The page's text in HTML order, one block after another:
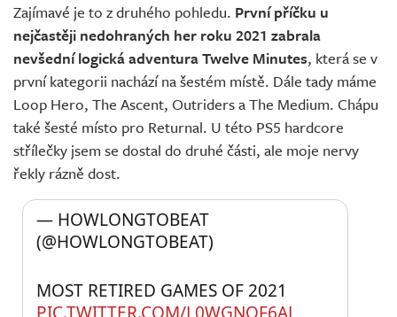
Zajímavé je to z druhého pohledu. První příčku u
nejčastěji nedohraných her roku 2021 zabrala
nevšední logická adventura Twelve Minutes, která se v
první kategorii nachází na šestém místě. Dále tady máme
Loop Hero, The Ascent, Outriders a The Medium. Chápu
také šesté místo pro Returnal. U této PS5 hardcore
střílečky jsem se dostal do druhé části, ale moje nervy
řekly rázně dost.
— HOWLONGTOBEAT
(@HOWLONGTOBEAT)